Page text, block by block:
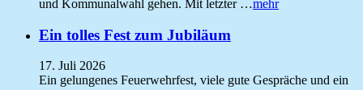
und Kommunalwahl gehen. Mit letzter …mehr
Ein tolles Fest zum Jubiläum
17. Juli 2026
Ein gelungenes Feuerwehrfest, viele gute Gespräche und ein